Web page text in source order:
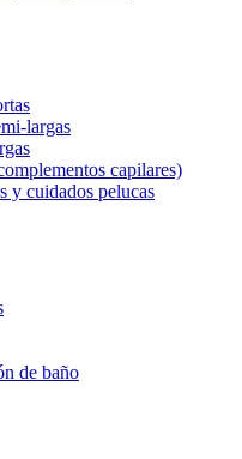
largas
capilares)
y cuidados pelucas
de baño